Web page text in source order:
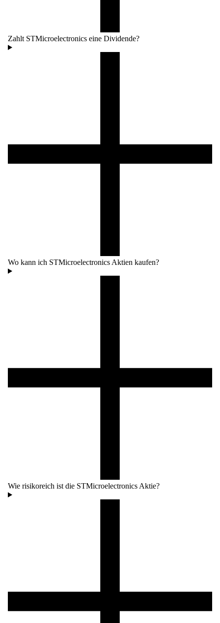
Zahlt STMicroelectronics eine Dividende?
Wo kann ich STMicroelectronics Aktien kaufen?
Wie risikoreich ist die STMicroelectronics Aktie?